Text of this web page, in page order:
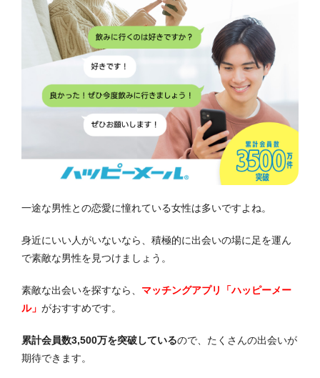
一途な男性との恋愛に憧れている女性は多いですよね。
身近にいい人がいないなら、積極的に出会いの場に足を運ん
で素敵な男性を見つけましょう。
素敵な出会いを探すなら、 マッチングアプリ「ハッピーメー
ル」 がおすすめです。
累計会員数3,500万を突破しているので、たくさんの出会いが
期待できます。